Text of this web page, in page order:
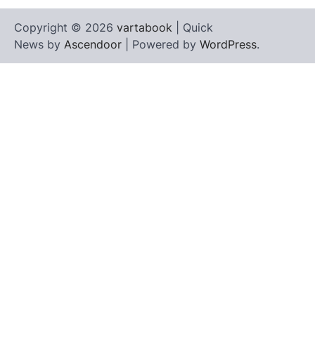
Copyright © 2026 vartabook | Quick
News by Ascendoor | Powered by WordPress.